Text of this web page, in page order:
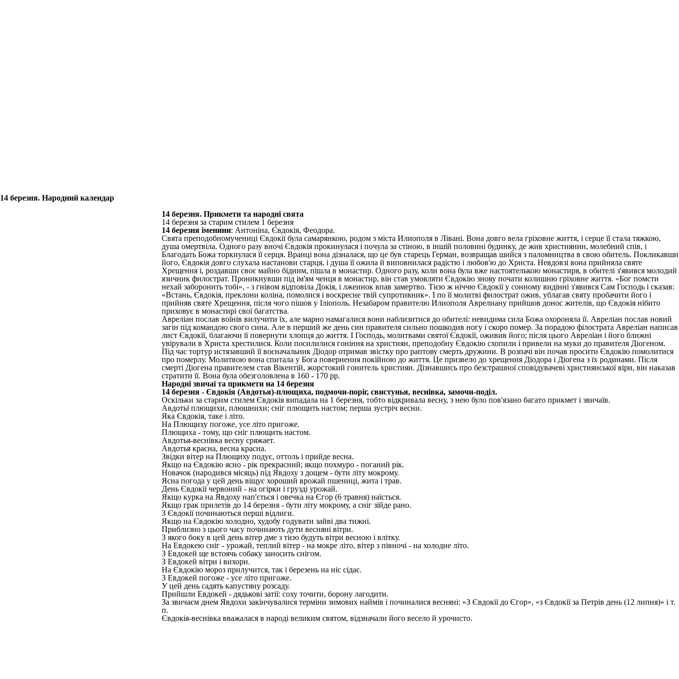
14 березня. Народний календар
14 березня. Прикмети та народні свята
14 березня за старим стилем 1 березня
14 березня іменини: Антоніна, Євдокія, Феодора.
Свята преподобномучениці Євдокії була самарянкою, родом з міста Илиополя в Лівані. Вона довго вела гріховне життя, і серце її стала тяжкою,
душа омертвіла. Одного разу вночі Євдокія прокинулася і почула за стіною, в іншій половині будинку, де жив християнин, молебний спів, і
Благодать Божа торкнулася її серця. Вранці вона дізналася, що це був старець Герман, возвращав шийся з паломництва в свою обитель. Покликавши
його, Євдокія довго слухала настанови старця, і душа її ожила й виповнилася радістю і любов'ю до Христа. Невдовзі вона прийняла святе
Хрещення і, роздавши своє майно бідним, пішла в монастир. Одного разу, коли вона була вже настоятелькою монастиря, в обителі з'явився молодий
язичник филострат. Проникнувши під ім'ям ченця в монастир, він став умовляти Євдокію знову почати колишню гріховне життя. «Бог помсти
нехай заборонить тобі», - з гнівом відповіла Докія, і лжеинок впав замертво. Тією ж ніччю Євдокії у сонному видінні з'явився Сам Господь і сказав:
«Встань, Євдокія, преклони коліна, помолися і воскресне твій супротивник». І по її молитві филострат ожив, ублагав святу пробачити його і
прийняв святе Хрещення, після чого пішов у Іліополь. Незабаром правителю Илиополя Аврелиану прийшов донос жителів, що Євдокія нібито
приховує в монастирі свої багатства.
Авреліан послав воїнів вилучити їх, але марно намагалися вони наблизитися до обителі: невидима сила Божа охороняла її. Авреліан послав новий
загін під командою свого сина. Але в перший же день син правителя сильно пошкодив ногу і скоро помер. За порадою філострата Авреліан написав
лист Євдокії, благаючи її повернути хлопця до життя. І Господь, молитвами святої Євдокії, оживив його; після цього Авреліан і його ближні
увірували в Христа хрестилися. Коли посилилися гоніння на християн, преподобну Євдокію схопили і привели на муки до правителя Діогеном.
Під час тортур истязавший її воєначальник Діодор отримав звістку про раптову смерть дружини. В розпачі він почав просити Євдокію помолитися
про померлу. Молитвою вона спитала у Бога повернення покійною до життя. Це призвело до хрещення Діодора і Діогена з їх родинами. Після
смерті Діогена правителем став Вікентій, жорстокий гонитель християн. Дізнавшись про безстрашної сповідувачеві християнської віри, він наказав
стратити її. Вона була обезголовлена в 160 - 170 рр.
Народні звичаї та прикмети на 14 березня
14 березня - Євдокія (Авдотья)-плющиха, подмочи-поріг, свистунья, веснівка, замочи-поділ.
Оскільки за старим стилем Євдокія випадала на 1 березня, тобто відкривала весну, з нею було пов'язано багато прикмет і звичаїв.
Авдотьї плющихи, плюшнихи; сніг плющить настом; перша зустріч весни.
Яка Євдокія, таке і літо.
На Плющиху погоже, усе літо пригоже.
Плющиха - тому, що сніг плющить настом.
Авдотья-веснівка весну сряжает.
Авдотья красна, весна красна.
Звідки вітер на Плющиху подує, оттоль і прийде весна.
Якщо на Євдокію ясно - рік прекрасний; якщо похмуро - поганий рік.
Новачок (народився місяць) під Явдоху з дощем - бути літу мокрому.
Ясна погода у цей день віщує хороший врожай пшениці, жита і трав.
День Євдокії червоний - на огірки і грузді урожай.
Якщо курка на Явдоху нап'ється і овечка на Єгор (6 травня) наїсться.
Якщо грак прилетів до 14 березня - бути літу мокрому, а сніг зійде рано.
З Євдокії починаються перші відлиги.
Якщо на Євдокію холодно, худобу годувати зайві два тижні.
Приблизно з цього часу починають дути весняні вітри.
З якого боку в цей день вітер дме з тією будуть вітри весною і влітку.
На Евдокею сніг - урожай, теплий вітер - на мокре літо, вітер з півночі - на холодне літо.
З Евдокей ще встоячь собаку заносить снігом.
З Евдокей вітри і вихори.
На Євдокію мороз прилучится, так і березень на ніс сідає.
З Евдокей погоже - усе літо пригоже.
У цей день садять капустяну розсаду.
Прийшли Евдокей - дядькові затії: соху точити, борону лагодити.
За звичаєм днем Явдохи закінчувалися терміни зимових наймів і починалися весняні: «З Євдокії до Єгор», «з Євдокії за Петрів день (12 липня)» і т.
п.
Євдокія-веснівка вважалася в народі великим святом, відзначали його весело й урочисто.